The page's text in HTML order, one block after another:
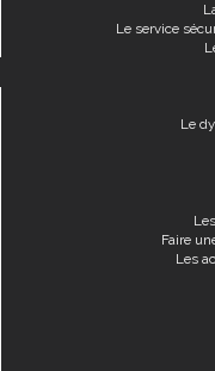
Le service
Le
Faire
Les